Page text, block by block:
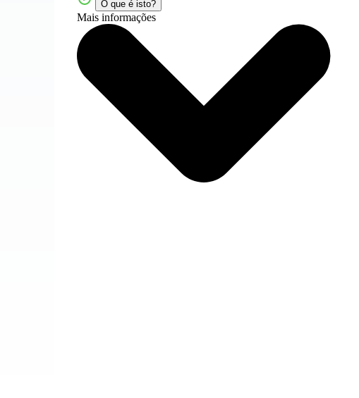
O que é isto?
Mais informações